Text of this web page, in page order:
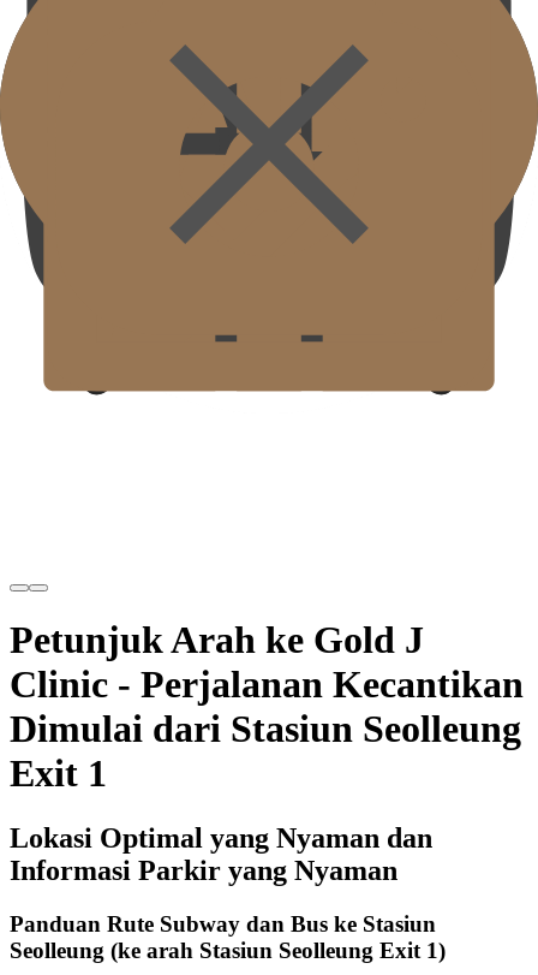
( STANDARD )
Perawatan Pigmentasi Kustom
Jerawat/Bekas Luka
Custom Skin Booster
Petunjuk Arah ke Gold J
Clinic - Perjalanan Kecantikan
Dimulai dari Stasiun Seolleung
Exit 1
Lokasi Optimal yang Nyaman dan
Informasi Parkir yang Nyaman
Panduan Rute Subway dan Bus ke Stasiun
Seolleung (ke arah Stasiun Seolleung Exit 1)